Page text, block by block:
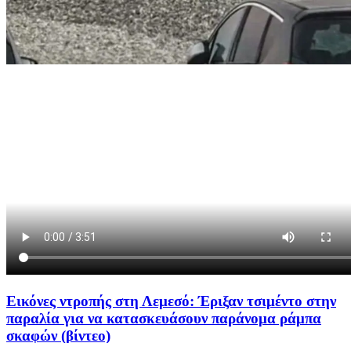
Εικόνες ντροπής στη Λεμεσό: Έριξαν τσιμέντο στην
παραλία για να κατασκευάσουν παράνομα ράμπα
σκαφών (βίντεο)